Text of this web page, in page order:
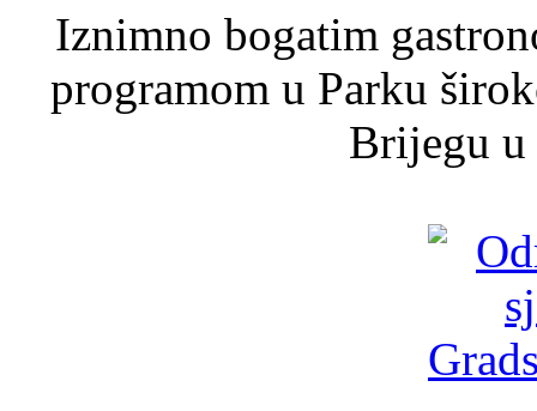
Iznimno bogatim
programom u Parku
Brijegu u